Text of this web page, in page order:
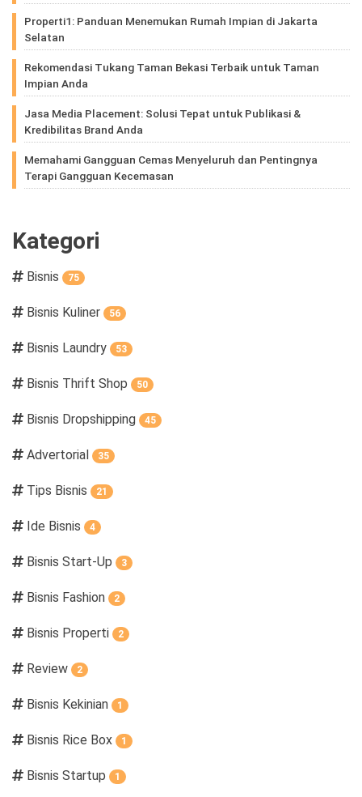
Properti1: Panduan Menemukan Rumah Impian di Jakarta
Selatan
Rekomendasi Tukang Taman Bekasi Terbaik untuk Taman
Impian Anda
Jasa Media Placement: Solusi Tepat untuk Publikasi &
Kredibilitas Brand Anda
Memahami Gangguan Cemas Menyeluruh dan Pentingnya
Terapi Gangguan Kecemasan
Kategori
Bisnis 75
Bisnis Kuliner 56
Bisnis Laundry 53
Bisnis Thrift Shop 50
Bisnis Dropshipping 45
Advertorial 35
Tips Bisnis 21
Ide Bisnis 4
Bisnis Start-Up 3
Bisnis Fashion 2
Bisnis Properti 2
Review 2
Bisnis Kekinian 1
Bisnis Rice Box 1
Bisnis Startup 1